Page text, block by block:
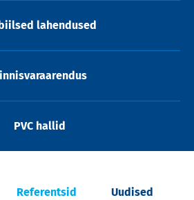
lahendused
PVC hallid
Referentsid Uudised